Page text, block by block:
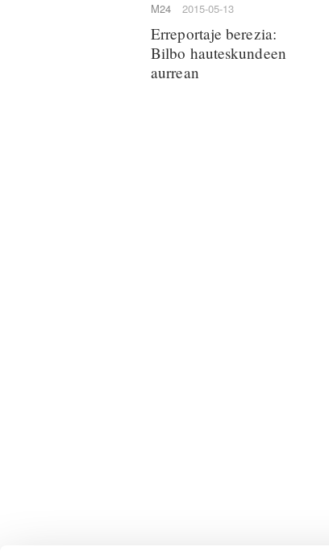
M24 2015-05-13
Erreportaje berezia:
Bilbo hauteskundeen
aurrean